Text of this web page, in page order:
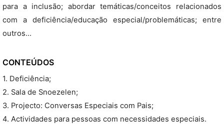
para a inclusão; abordar temáticas/conceitos relacionados
com a deficiência/educação especial/problemáticas; entre
outros...
CONTEÚDOS
1. Deficiência;
2. Sala de Snoezelen;
3. Projecto: Conversas Especiais com Pais;
4. Actividades para pessoas com necessidades especiais.